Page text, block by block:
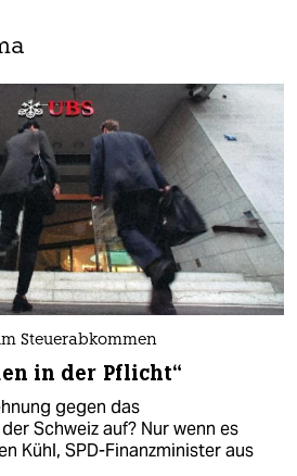
Steuerabkommen
in der Pflicht“
gegen das
Schweiz auf? Nur wenn es
Kühl, SPD-Finanzminister aus